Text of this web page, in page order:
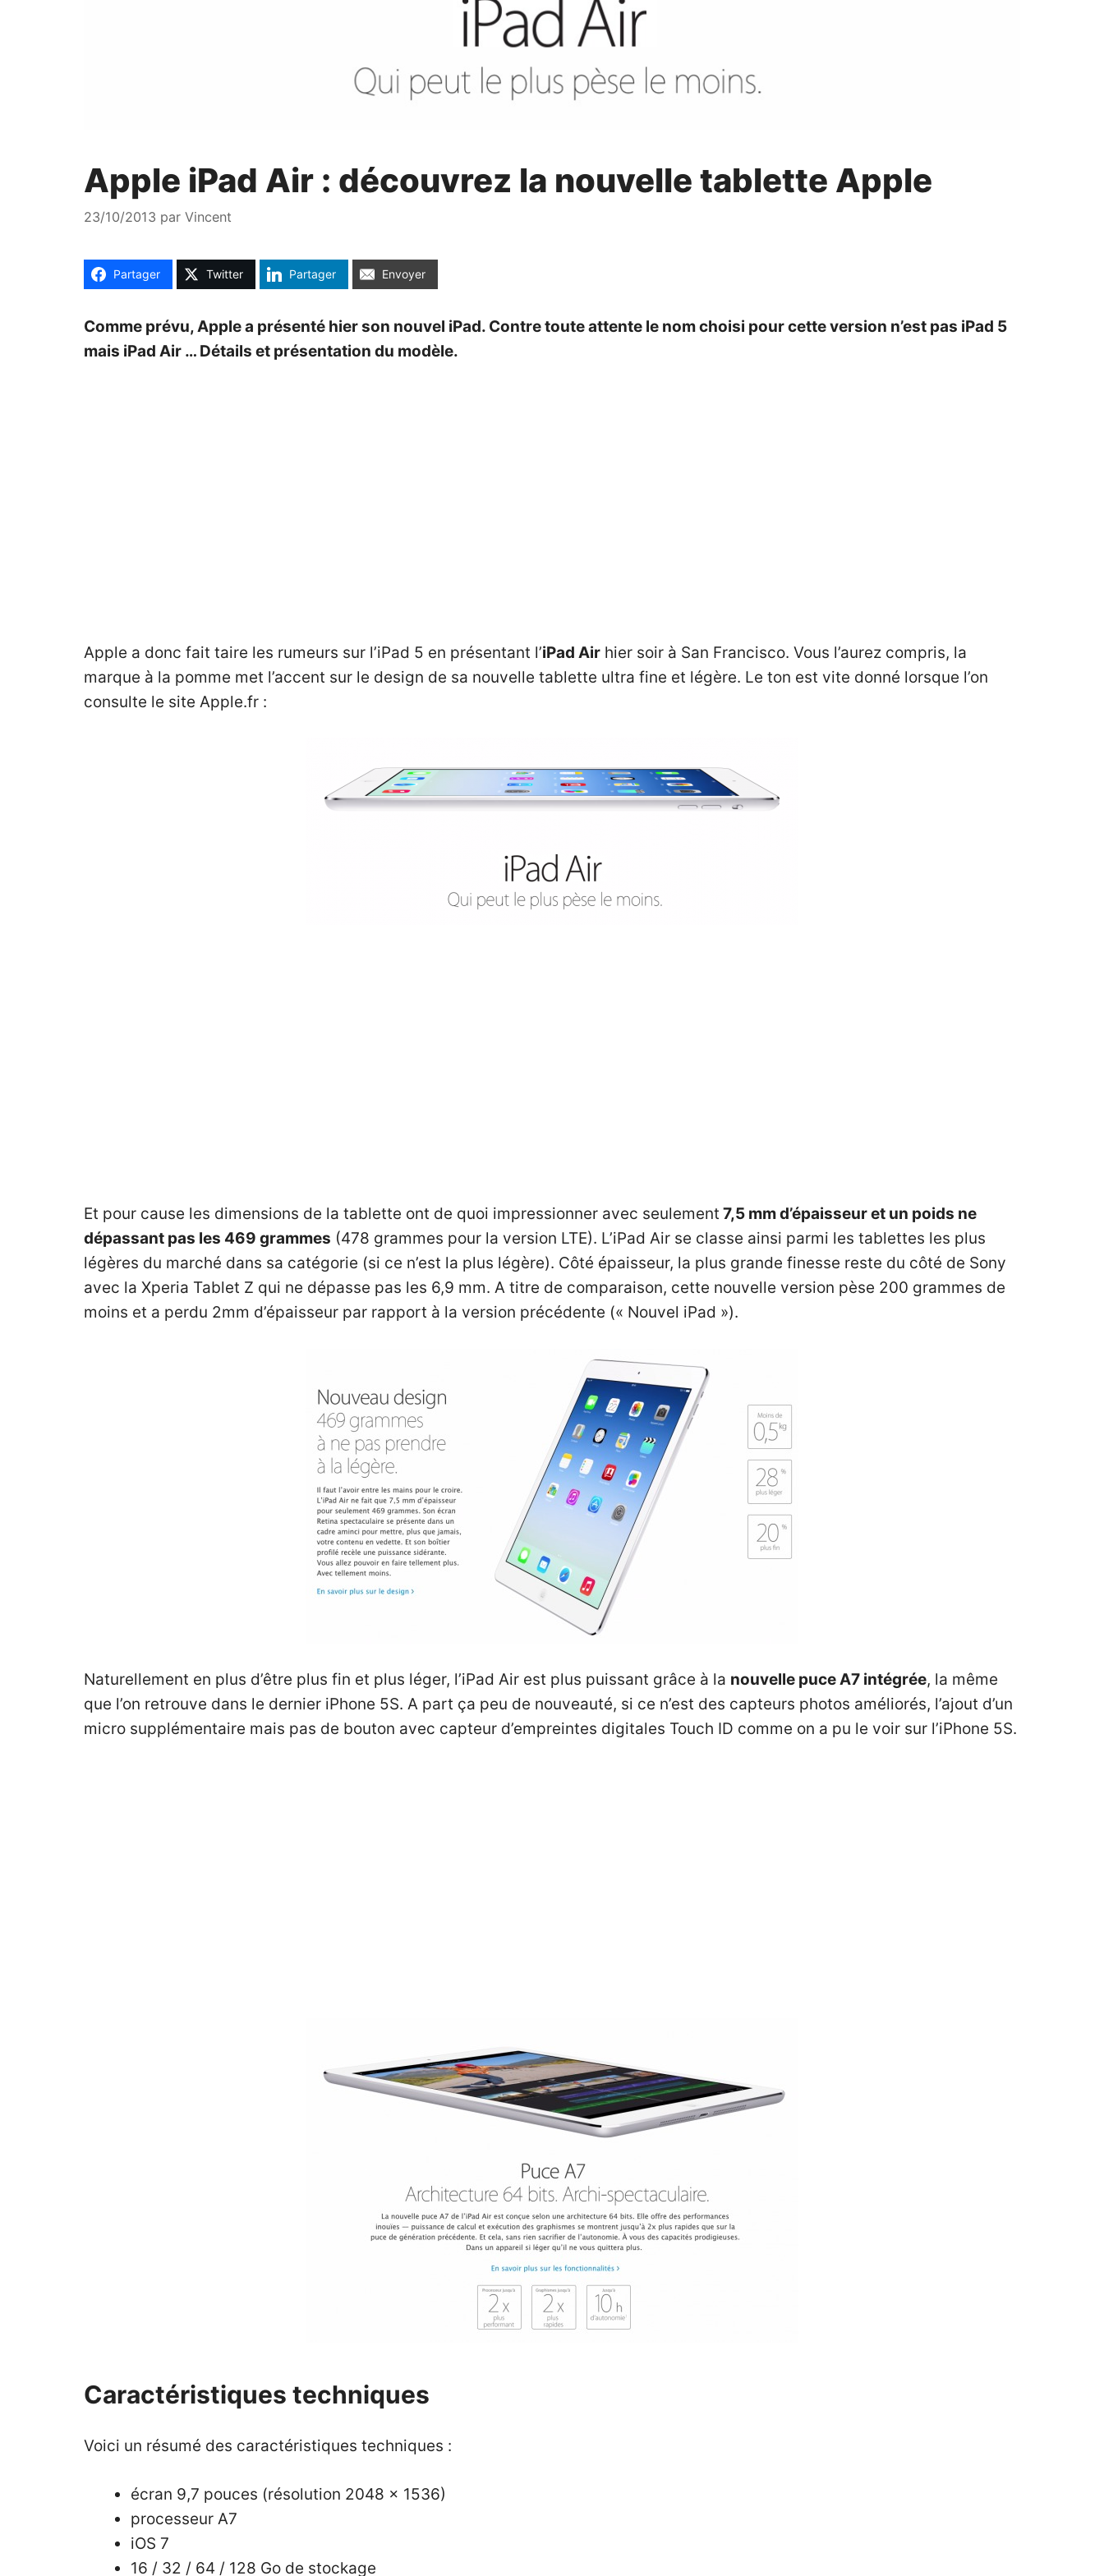
Apple iPad Air : découvrez la nouvelle tablette Apple
23/10/2013 par Vincent
Partager Twitter Partager Envoyer
Comme prévu, Apple a présenté hier son nouvel iPad. Contre toute attente le nom choisi pour cette version n’est pas iPad 5
mais iPad Air … Détails et présentation du modèle.
Apple a donc fait taire les rumeurs sur l’iPad 5 en présentant l’iPad Air hier soir à San Francisco. Vous l’aurez compris, la
marque à la pomme met l’accent sur le design de sa nouvelle tablette ultra fine et légère. Le ton est vite donné lorsque l’on
consulte le site Apple.fr :
Et pour cause les dimensions de la tablette ont de quoi impressionner avec seulement 7,5 mm d’épaisseur et un poids ne
dépassant pas les 469 grammes (478 grammes pour la version LTE). L’iPad Air se classe ainsi parmi les tablettes les plus
légères du marché dans sa catégorie (si ce n’est la plus légère). Côté épaisseur, la plus grande finesse reste du côté de Sony
avec la Xperia Tablet Z qui ne dépasse pas les 6,9 mm. A titre de comparaison, cette nouvelle version pèse 200 grammes de
moins et a perdu 2mm d’épaisseur par rapport à la version précédente (« Nouvel iPad »).
Naturellement en plus d’être plus fin et plus léger, l’iPad Air est plus puissant grâce à la nouvelle puce A7 intégrée, la même
que l’on retrouve dans le dernier iPhone 5S. A part ça peu de nouveauté, si ce n’est des capteurs photos améliorés, l’ajout d’un
micro supplémentaire mais pas de bouton avec capteur d’empreintes digitales Touch ID comme on a pu le voir sur l’iPhone 5S.
Caractéristiques techniques
Voici un résumé des caractéristiques techniques :
écran 9,7 pouces (résolution 2048 x 1536)
processeur A7
iOS 7
16 / 32 / 64 / 128 Go de stockage